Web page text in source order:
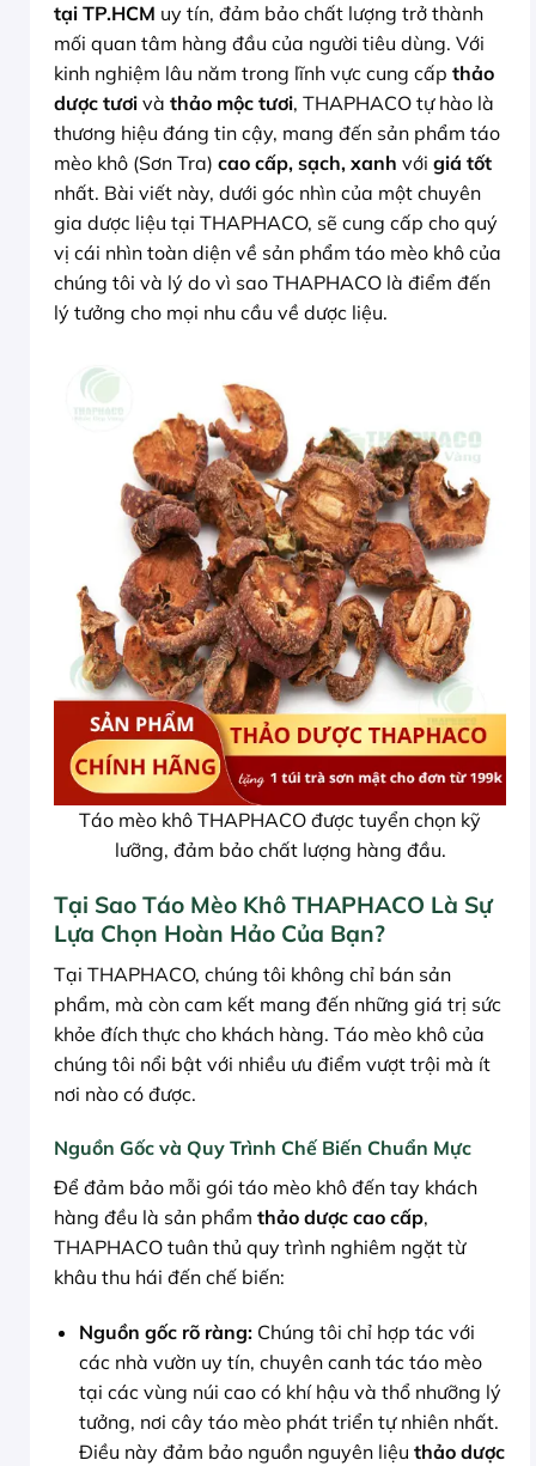
tại TP.HCM uy tín, đảm bảo chất lượng trở thành
mối quan tâm hàng đầu của người tiêu dùng. Với
kinh nghiệm lâu năm trong lĩnh vực cung cấp thảo
dược tươi và thảo mộc tươi, THAPHACO tự hào là
thương hiệu đáng tin cậy, mang đến sản phẩm táo
mèo khô (Sơn Tra) cao cấp, sạch, xanh với giá tốt
nhất. Bài viết này, dưới góc nhìn của một chuyên
gia dược liệu tại THAPHACO, sẽ cung cấp cho quý
vị cái nhìn toàn diện về sản phẩm táo mèo khô của
chúng tôi và lý do vì sao THAPHACO là điểm đến
lý tưởng cho mọi nhu cầu về dược liệu.
Táo mèo khô THAPHACO được tuyển chọn kỹ
lưỡng, đảm bảo chất lượng hàng đầu.
Tại Sao Táo Mèo Khô THAPHACO Là Sự
Lựa Chọn Hoàn Hảo Của Bạn?
Tại THAPHACO, chúng tôi không chỉ bán sản
phẩm, mà còn cam kết mang đến những giá trị sức
khỏe đích thực cho khách hàng. Táo mèo khô của
chúng tôi nổi bật với nhiều ưu điểm vượt trội mà ít
nơi nào có được.
Nguồn Gốc và Quy Trình Chế Biến Chuẩn Mực
Để đảm bảo mỗi gói táo mèo khô đến tay khách
hàng đều là sản phẩm thảo dược cao cấp,
THAPHACO tuân thủ quy trình nghiêm ngặt từ
khâu thu hái đến chế biến:
Nguồn gốc rõ ràng:Chúng tôi chỉ hợp tác với
các nhà vườn uy tín, chuyên canh tác táo mèo
tại các vùng núi cao có khí hậu và thổ nhưỡng lý
tưởng, nơi cây táo mèo phát triển tự nhiên nhất.
Điều này đảm bảo nguồn nguyên liệu thảo dược